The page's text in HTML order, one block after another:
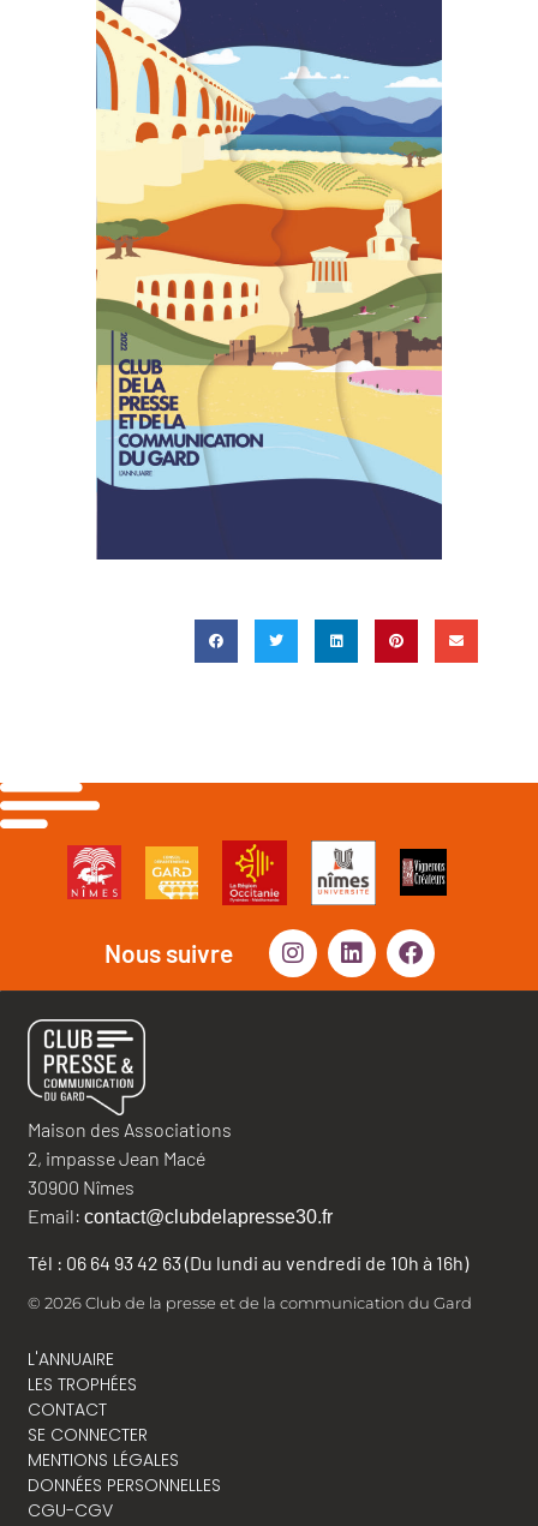
Nous suivre
Maison des Associations
2, impasse Jean Macé
30900 Nîmes
Email: contact@clubdelapresse30.fr
Tél : 06 64 93 42 63 (Du lundi au vendredi de 10h à 16h)
© 2026 Club de la presse et de la communication du Gard
L'ANNUAIRE
LES TROPHÉES
CONTACT
SE CONNECTER
MENTIONS LÉGALES
DONNÉES PERSONNELLES
CGU-CGV